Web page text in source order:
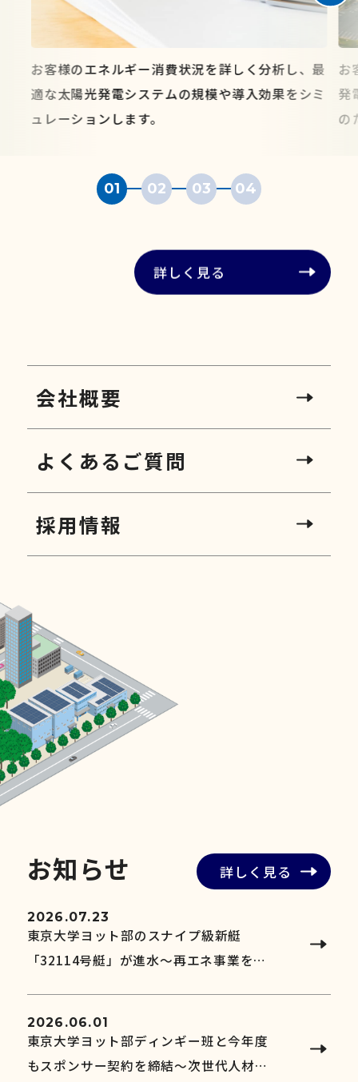
01 02 03 04
お客様のエネルギー消費状況を詳しく分析し、最
適な太陽光発電システムの規模や導入効果をシミ
ュレーションします。
お
発
の
詳しく見る
会社概要
よくあるご質問
採用情報
お知 らせ
2026.07.23
東京大学ヨット部のスナイプ級新艇
「32114号艇」が進水～再エネ事業を通
2026.06.01
東京大学ヨット部ディンギー班と今年度
もスポンサー契約を締結～次世代人材と
詳しく見る